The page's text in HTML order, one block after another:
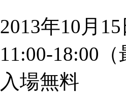
2013年10月
11:00-18:00
入場無料